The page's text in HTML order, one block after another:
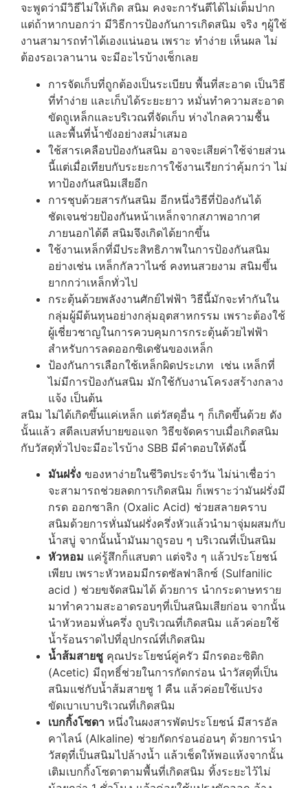
จะพูดว่ามีวิธีไม่ให้เกิด สนิม คงจะการันตีได้ไม่เต็มปาก
แต่ถ้าหากบอกว่า มีวิธีการป้องกันการเกิดสนิม จริง ๆผู้ใช้
งานสามารถทำได้เองแน่นอน เพราะ ทำง่าย เห็นผล ไม่
ต้องรอเวลานาน จะมีอะไรบ้างเช็กเลย
การจัดเก็บที่ถูกต้องเป็นระเบียบ พื้นที่สะอาด เป็นวิธี
ที่ทำง่าย และเก็บได้ระยะยาว หมั่นทำความสะอาด
ขัดถูเหล็กและบริเวณที่จัดเก็บ ห่างไกลความชื้น
และพื้นที่น้ำขังอย่างสม่ำเสมอ
ใช้สารเคลือบป้องกันสนิม อาจจะเสียค่าใช้จ่ายส่วน
นี้แต่เมื่อเทียบกับระยะการใช้งานเรียกว่าคุ้มกว่า ไม่
ทาป้องกันสนิมเสียอีก
การชุบด้วยสารกันสนิม อีกหนึ่งวิธีที่ป้องกันได้
ชัดเจนช่วยป้องกันหน้าเหล็กจากสภาพอากาศ
ภายนอกได้ดี สนิมจึงเกิดได้ยากขึ้น
ใช้งานเหล็กที่มีประสิทธิภาพในการป้องกันสนิม
อย่างเช่น เหล็กกัลวาไนซ์ คงทนสวยงาม สนิมขึ้น
ยากกว่าเหล็กทั่วไป
กระตุ้นด้วยพลังงานศักย์ไฟฟ้า วิธีนี้มักจะทำกันใน
กลุ่มผู้มีต้นทุนอย่างกลุ่มอุตสาหกรรม เพราะต้องใช้
ผู้เชี่ยวชาญในการควบคุมการกระตุ้นด้วยไฟฟ้า
สำหรับการลดออกซิเดชันของเหล็ก
ป้องกันการเลือกใช้เหล็กผิดประเภท เช่น เหล็กที่
ไม่มีการป้องกันสนิม มักใช้กับงานโครงสร้างกลาง
แจ้ง เป็นต้น
สนิม ไม่ได้เกิดขึ้นแค่เหล็ก แต่วัสดุอื่น ๆ ก็เกิดขึ้นด้วย ดัง
นั้นแล้ว สตีลเบสท์บายขอแจก วิธีขจัดคราบเมื่อเกิดสนิม
กับวัสดุทั่วไปจะมีอะไรบ้าง SBB มีคำตอบให้ดังนี้
มันฝรั่ง ของหาง่ายในชีวิตประจำวัน ไม่น่าเชื่อว่า
จะสามารถช่วยลดการเกิดสนิม ก็เพราะว่ามันฝรั่งมี
กรด ออกซาลิก (Oxalic Acid) ช่วยสลายคราบ
สนิมด้วยการหั่นมันฝรั่งครึ่งหัวแล้วนำมาจุ่มผสมกับ
น้ำสบู่ จากนั้นน้ำมันมาถูรอบ ๆ บริเวณที่เป็นสนิม
หัวหอม แค่รู้สึกก็แสบตา แต่จริง ๆ แล้วประโยชน์
เพียบ เพราะหัวหอมมีกรดซัลฟาลิกซ์ (Sulfanilic
acid ) ช่วยขจัดสนิมได้ ด้วยการ นำกระดาษทราย
มาทำความสะอาดรอบๆที่เป็นสนิมเสียก่อน จากนั้น
นำหัวหอมหั่นครึ่ง ถูบริเวณที่เกิดสนิม แล้วค่อยใช้
น้ำร้อนราดไปที่อุปกรณ์ที่เกิดสนิม
น้ำส้มสายชู คุณประโยชน์คู่ครัว มีกรดอะซิติก
(Acetic) มีฤทธิ์ช่วยในการกัดกร่อน นำวัสดุที่เป็น
สนิมแช่กับน้ำส้มสายชู 1 คืน แล้วค่อยใช้แปรง
ขัดเบาเบาบริเวณที่เกิดสนิม
เบกกิ้งโซดา หนึ่งในผงสารพัดประโยชน์ มีสารอัล
คาไลน์ (Alkaline) ช่วยกัดกร่อนอ่อนๆ ด้วยการนำ
วัสดุที่เป็นสนิมไปล้างน้ำ แล้วเช็ดให้พอแห้งจากนั้น
เติมเบกกิ้งโซดาตามพื้นที่เกิดสนิม ทิ้งระยะไว้ไม่